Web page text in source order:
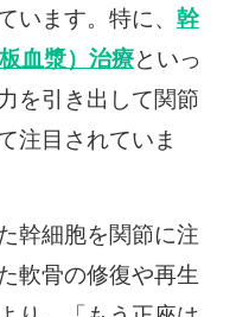
います。特に、 幹
血漿）治療といっ
を引き出して関節
注目されていま
幹細胞を関節に注
軟骨の修復や再生